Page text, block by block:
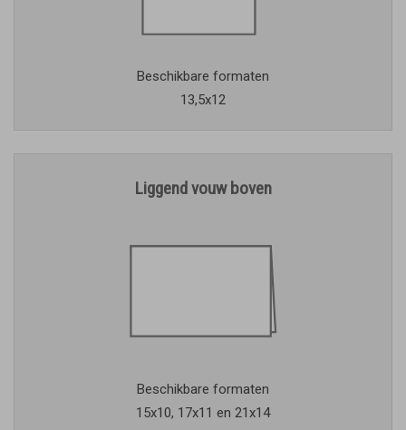
Beschikbare formaten
13,5x12
Liggend vouw boven
Beschikbare formaten
15x10, 17x11 en 21x14